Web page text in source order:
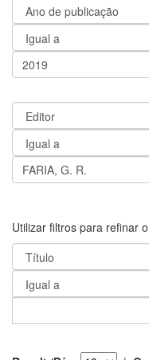
Utilizar filtros para refinar